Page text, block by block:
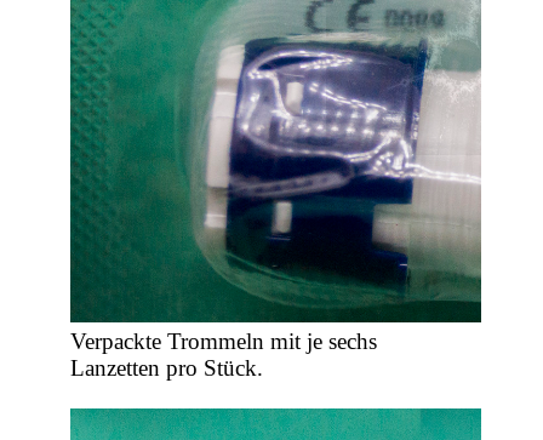
Verpackte Trommeln mit je sechs
Lanzetten pro Stück.